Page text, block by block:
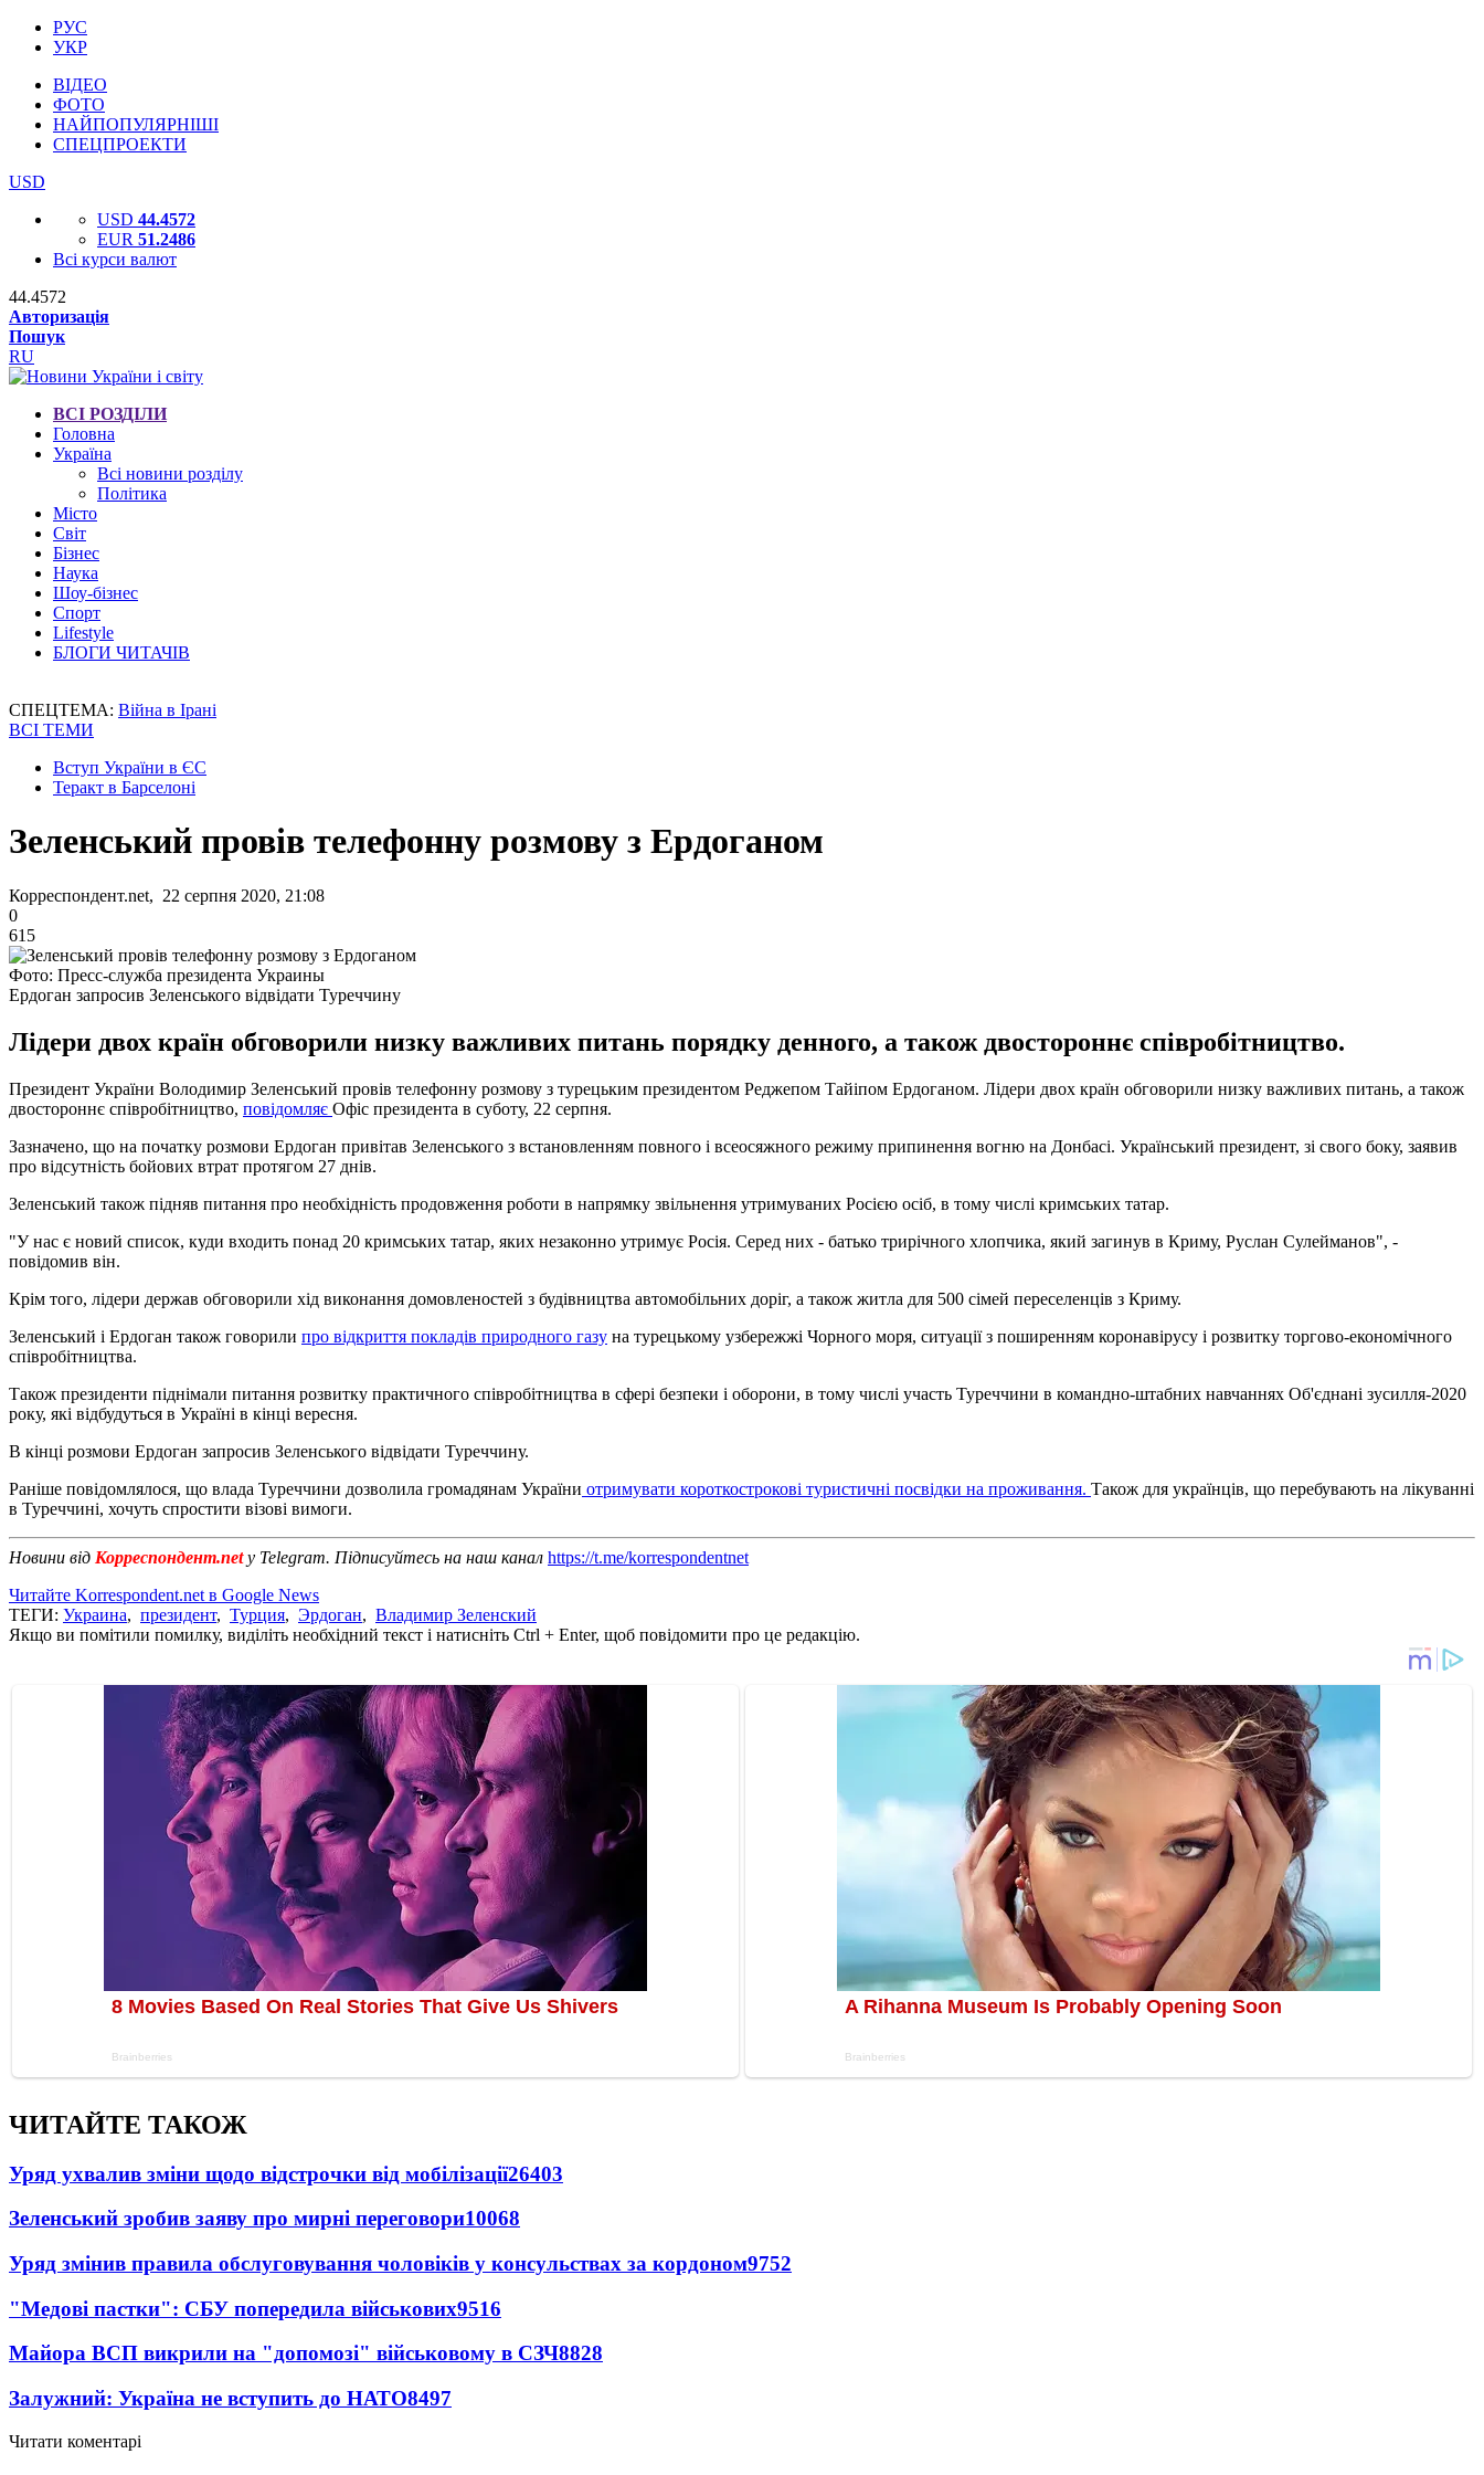
РУС
УКР
ВІДЕО
ФОТО
НАЙПОПУЛЯРНІШІ
СПЕЦПРОЕКТИ
USD
USD 44.4572
EUR 51.2486
Всі курси валют
44.4572
Авторизація
Пошук
RU
ВСІ РОЗДІЛИ
Головна
Україна
Всі новини розділу
Політика
Місто
Світ
Бізнес
Наука
Шоу-бізнес
Спорт
Lifestyle
БЛОГИ ЧИТАЧІВ
СПЕЦТЕМА: Війна в Ірані
ВСІ ТЕМИ
Вступ України в ЄС
Теракт в Барселоні
Зеленський провів телефонну розмову з Ердоганом
Корреспондент.net, 22 серпня 2020, 21:08
0
615
Фото: Пресс-служба президента Украины
Ердоган запросив Зеленського відвідати Туреччину
Лідери двох країн обговорили низку важливих питань порядку денного, а також двостороннє співробітництво.
Президент України Володимир Зеленський провів телефонну розмову з турецьким президентом Реджепом Тайіпом Ердоганом. Лідери двох країн обговорили низку важливих питань, а також
двостороннє співробітництво, повідомляє Офіс президента в суботу, 22 серпня.
Зазначено, що на початку розмови Ердоган привітав Зеленського з встановленням повного і всеосяжного режиму припинення вогню на Донбасі. Український президент, зі свого боку, заявив
про відсутність бойових втрат протягом 27 днів.
Зеленський також підняв питання про необхідність продовження роботи в напрямку звільнення утримуваних Росією осіб, в тому числі кримських татар.
"У нас є новий список, куди входить понад 20 кримських татар, яких незаконно утримує Росія. Серед них - батько трирічного хлопчика, який загинув в Криму, Руслан Сулейманов", -
повідомив він.
Крім того, лідери держав обговорили хід виконання домовленостей з будівництва автомобільних доріг, а також житла для 500 сімей переселенців з Криму.
Зеленський і Ердоган також говорили про відкриття покладів природного газу на турецькому узбережжі Чорного моря, ситуації з поширенням коронавірусу і розвитку торгово-економічного
співробітництва.
Також президенти піднімали питання розвитку практичного співробітництва в сфері безпеки і оборони, в тому числі участь Туреччини в командно-штабних навчаннях Об'єднані зусилля-2020
року, які відбудуться в Україні в кінці вересня.
В кінці розмови Ердоган запросив Зеленського відвідати Туреччину.
Раніше повідомлялося, що влада Туреччини дозволила громадянам України отримувати короткострокові туристичні посвідки на проживання. Також для українців, що перебувають на лікуванні
в Туреччині, хочуть спростити візові вимоги.
Новини від Корреспондент.net у Telegram. Підписуйтесь на наш канал https://t.me/korrespondentnet
Читайте Korrespondent.net в Google News
ТЕГИ: Украина, президент, Турция, Эрдоган, Владимир Зеленский
Якщо ви помітили помилку, виділіть необхідний текст і натисніть Ctrl + Enter, щоб повідомити про це редакцію.
ЧИТАЙТЕ ТАКОЖ
Уряд ухвалив зміни щодо відстрочки від мобілізації26403
Зеленський зробив заяву про мирні переговори10068
Уряд змінив правила обслуговування чоловіків у консульствах за кордоном9752
"Медові пастки": СБУ попередила військових9516
Майора ВСП викрили на "допомозі" військовому в СЗЧ8828
Залужний: Україна не вступить до НАТО8497
Читати коментарі